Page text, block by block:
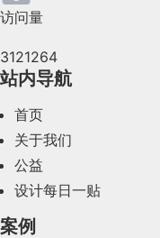
2024年4月(44)
2024年2月(58)
访问量
3121264
站内导航
首页
关于我们
公益
设计每日一贴
案例